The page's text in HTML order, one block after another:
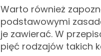
Warto również
podstawowymi
je zawierać. W
pięć rodzajów takich